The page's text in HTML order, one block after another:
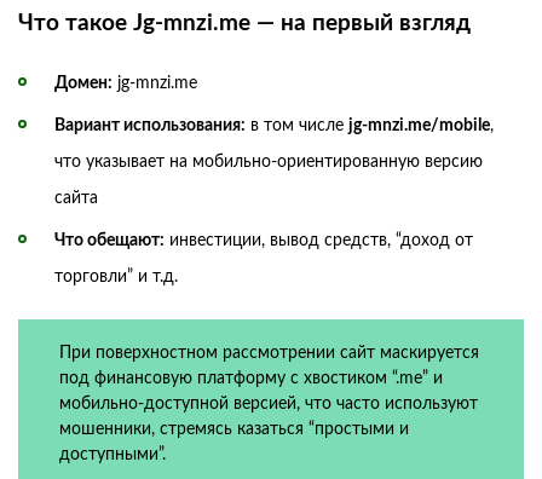
Что такое Jg‑mnzi.me — на первый взгляд
Домен: jg‑mnzi.me
Вариант использования: в том числе jg‑mnzi.me/mobile,
что указывает на мобильно-ориентированную версию
сайта
Что обещают: инвестиции, вывод средств, “доход от
торговли” и т.д.
При поверхностном рассмотрении сайт маскируется
под финансовую платформу с хвостиком “.me” и
мобильно-доступной версией, что часто используют
мошенники, стремясь казаться “простыми и
доступными”.